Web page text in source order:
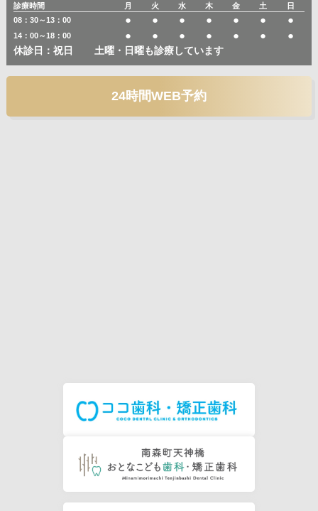
診療時間 月 火 水 木 金 土
日
08：30～13：00
● ● ● ● ● ● ●
14：00～18：00 ● ● ● ● ● ● ●
休診日：祝日 土曜・日曜も診療しています
24時間WEB予約